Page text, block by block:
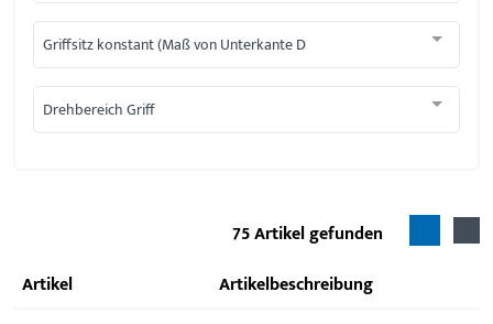
Griffsitz konstant (Maß von Unterkante D
Drehbereich Griff
75Artikel gefunden
Artikel
Artikelbeschreibung